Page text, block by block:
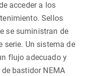
acceder a los
Sellos
se suministran de
serie. Un sistema de
flujo adecuado y
bastidor NEMA